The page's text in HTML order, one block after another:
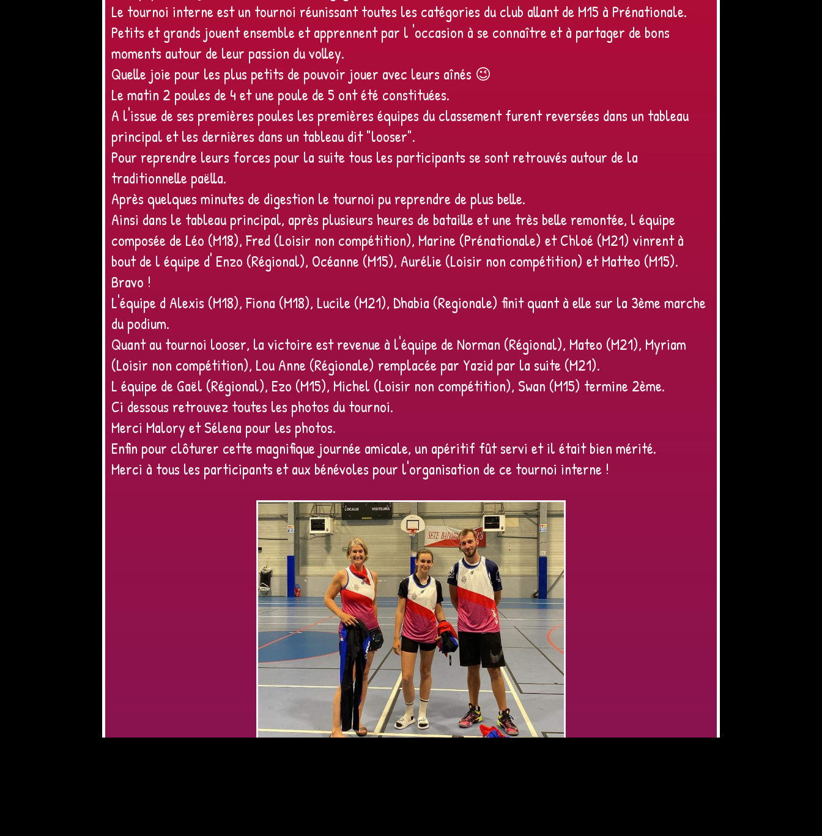
Le tournoi interne est un tournoi réunissant toutes les catégories du club allant de M15 à Prénationale.
Petits et grands jouent ensemble et apprennent par l 'occasion à se connaître et à partager de bons
moments autour de leur passion du volley.
Quelle joie pour les plus petits de pouvoir jouer avec leurs aînés 😉
Le matin 2 poules de 4 et une poule de 5 ont été constituées.
A l'issue de ses premières poules les premières équipes du classement furent reversées dans un tableau
principal et les dernières dans un tableau dit "looser".
Pour reprendre leurs forces pour la suite tous les participants se sont retrouvés autour de la
traditionnelle paëlla.
Après quelques minutes de digestion le tournoi pu reprendre de plus belle.
Ainsi dans le tableau principal, après plusieurs heures de bataille et une très belle remontée, l équipe
composée de Léo (M18), Fred (Loisir non compétition), Marine (Prénationale) et Chloé (M21) vinrent à
bout de l équipe d' Enzo (Régional), Océanne (M15), Aurélie (Loisir non compétition) et Matteo (M15).
Bravo !
L'équipe d Alexis (M18), Fiona (M18), Lucile (M21), Dhabia (Regionale) finit quant à elle sur la 3ème marche
du podium.
Quant au tournoi looser, la victoire est revenue à l'équipe de Norman (Régional), Mateo (M21), Myriam
(Loisir non compétition), Lou Anne (Régionale) remplacée par Yazid par la suite (M21).
L équipe de Gaël (Régional), Ezo (M15), Michel (Loisir non compétition), Swan (M15) termine 2ème.
Ci dessous retrouvez toutes les photos du tournoi.
Merci Malory et Sélena pour les photos.
Enfin pour clôturer cette magnifique journée amicale, un apéritif fût servi et il était bien mérité.
Merci à tous les participants et aux bénévoles pour l'organisation de ce tournoi interne !